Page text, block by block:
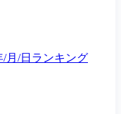
月/日ランキング